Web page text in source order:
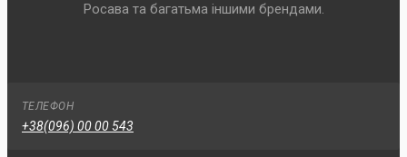
Росава та багатьма іншими брендами.
ТЕЛЕФОН
+38(096) 00 00 543